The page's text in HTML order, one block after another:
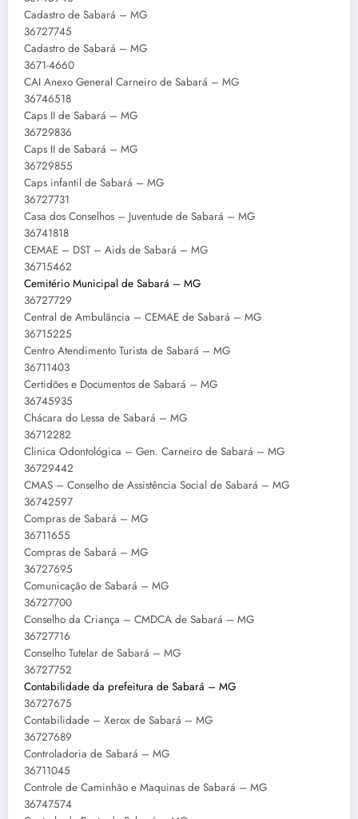
Cadastro de Sabará – MG
36727745
Cadastro de Sabará – MG
3671-4660
CAI Anexo General Carneiro de Sabará – MG
36746518
Caps II de Sabará – MG
36729836
Caps II de Sabará – MG
36729855
Caps infantil de Sabará – MG
36727731
Casa dos Conselhos – Juventude de Sabará – MG
36741818
CEMAE – DST – Aids de Sabará – MG
36715462
Cemitério Municipal de Sabará – MG
36727729
Central de Ambulância – CEMAE de Sabará – MG
36715225
Centro Atendimento Turista de Sabará – MG
36711403
Certidões e Documentos de Sabará – MG
36745935
Chácara do Lessa de Sabará – MG
36712282
Clinica Odontológica – Gen. Carneiro de Sabará – MG
36729442
CMAS – Conselho de Assistência Social de Sabará – MG
36742597
Compras de Sabará – MG
36711655
Compras de Sabará – MG
36727695
Comunicação de Sabará – MG
36727700
Conselho da Criança – CMDCA de Sabará – MG
36727716
Conselho Tutelar de Sabará – MG
36727752
Contabilidade da prefeitura de Sabará – MG
36727675
Contabilidade – Xerox de Sabará – MG
36727689
Controladoria de Sabará – MG
36711045
Controle de Caminhão e Maquinas de Sabará – MG
36747574